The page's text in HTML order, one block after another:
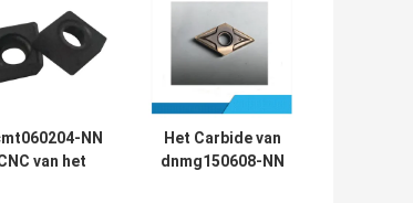
NN
van het
Het Carbide van
dnmg150608-NN